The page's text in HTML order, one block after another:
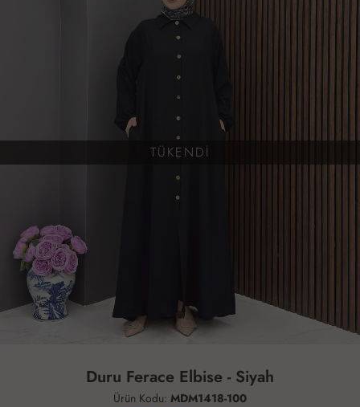
TÜKENDİ
Duru Ferace Elbise - Siyah
Ürün Kodu: MDM1418-100